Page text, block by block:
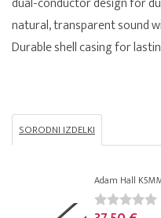
natural, transparent sound
Durable shell casing for
SORODNI IZDELKI
Adam Hall